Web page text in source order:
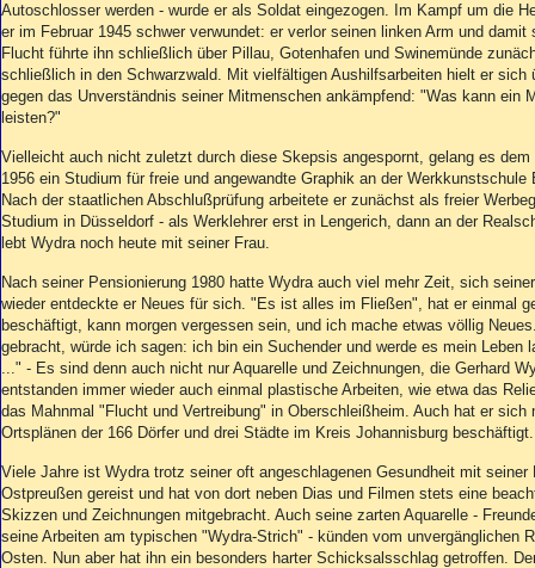
Start
Wer wir sind
Aktuelle Ausgabe
Abonnenten-Login
Abo Prämien
Archiv
Mediadaten
Kontakt
Impressum
Datenschutz
Autoschlosser werden - wurde er als Soldat eingezogen. Im Kampf um die
er im Februar 1945 schwer verwundet: er verlor seinen linken Arm und damit
Flucht führte ihn schließlich über Pillau, Gotenhafen und Swinemünde
schließlich in den Schwarzwald. Mit vielfältigen Aushilfsarbeiten hielt er sich
gegen das Unverständnis seiner Mitmenschen ankämpfend: "Was kann ein
leisten?"
Vielleicht auch nicht zuletzt durch diese Skepsis angespornt, gelang es
1956 ein Studium für freie und angewandte Graphik an der Werkkunstschule
Nach der staatlichen Abschlußprüfung arbeitete er zunächst als freier
Studium in Düsseldorf - als Werklehrer erst in Lengerich, dann an der
lebt Wydra noch heute mit seiner Frau.
Nach seiner Pensionierung 1980 hatte Wydra auch viel mehr Zeit, sich
wieder entdeckte er Neues für sich. "Es ist alles im Fließen", hat er einmal
beschäftigt, kann morgen vergessen sein, und ich mache etwas völlig
gebracht, würde ich sagen: ich bin ein Suchender und werde es mein Leben
..." - Es sind denn auch nicht nur Aquarelle und Zeichnungen, die Gerhard
entstanden immer wieder auch einmal plastische Arbeiten, wie etwa das
das Mahnmal "Flucht und Vertreibung" in Oberschleißheim. Auch hat er sich
Ortsplänen der 166 Dörfer und drei Städte im Kreis Johannisburg beschäftigt.
Viele Jahre ist Wydra trotz seiner oft angeschlagenen Gesundheit mit seiner
Ostpreußen gereist und hat von dort neben Dias und Filmen stets eine
Skizzen und Zeichnungen mitgebracht. Auch seine zarten Aquarelle -
seine Arbeiten am typischen "Wydra-Strich" - künden vom unvergänglichen
Osten. Nun aber hat ihn ein besonders harter Schicksalsschlag getroffen.